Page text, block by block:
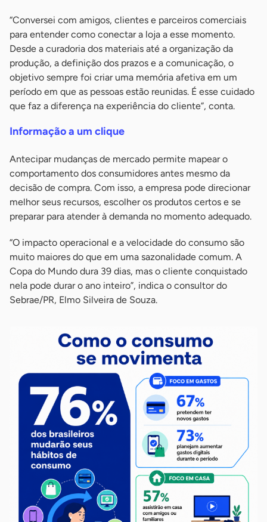
“Conversei com amigos, clientes e parceiros comerciais
para entender como conectar a loja a esse momento.
Desde a curadoria dos materiais até a organização da
produção, a definição dos prazos e a comunicação, o
objetivo sempre foi criar uma memória afetiva em um
período em que as pessoas estão reunidas. É esse cuidado
que faz a diferença na experiência do cliente”, conta.
Informação a um clique
Antecipar mudanças de mercado permite mapear o
comportamento dos consumidores antes mesmo da
decisão de compra. Com isso, a empresa pode direcionar
melhor seus recursos, escolher os produtos certos e se
preparar para atender à demanda no momento adequado.
“O impacto operacional e a velocidade do consumo são
muito maiores do que em uma sazonalidade comum. A
Copa do Mundo dura 39 dias, mas o cliente conquistado
nela pode durar o ano inteiro”, indica o consultor do
Sebrae/PR, Elmo Silveira de Souza.